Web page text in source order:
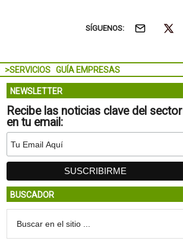
SÍGUENOS:
>SERVICIOS GUÍA EMPRESAS
NEWSLETTER
Recibe las noticias clave del sector
en tu email:
BUSCADOR